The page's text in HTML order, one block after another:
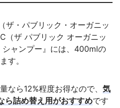
ザ・パブリック・オーガニッ
（ザ パブリック オーガニッ
ャンプー』には、400mlの
す。
なら12%程度お得なので、 気
ら詰め替え用がおすすめです